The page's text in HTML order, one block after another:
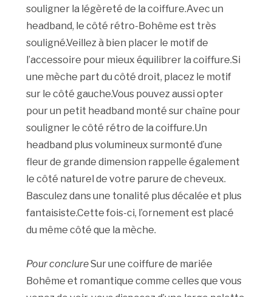
souligner la légèreté de la coiffure.Avec un
headband, le côté rétro-Bohême est très
souligné.Veillez à bien placer le motif de
l’accessoire pour mieux équilibrer la coiffure.Si
une mèche part du côté droit, placez le motif
sur le côté gauche.Vous pouvez aussi opter
pour un petit headband monté sur chaîne pour
souligner le côté rétro de la coiffure.Un
headband plus volumineux surmonté d’une
fleur de grande dimension rappelle également
le côté naturel de votre parure de cheveux.
Basculez dans une tonalité plus décalée et plus
fantaisiste.Cette fois-ci, l’ornement est placé
du même côté que la mèche.
Pour conclureSur une coiffure de mariée
Bohême et romantique comme celles que vous